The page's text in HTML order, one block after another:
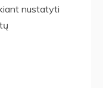
nustatyti